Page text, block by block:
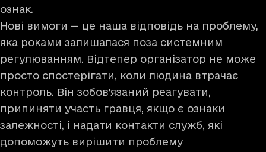
ознак.
Нові вимоги — це наша відповідь на проблему,
яка роками залишалася поза системним
регулюванням. Відтепер організатор не може
просто спостерігати, коли людина втрачає
контроль. Він зобов’язаний реагувати,
припиняти участь гравця, якщо є ознаки
залежності, і надати контакти служб, які
допоможуть вирішити проблему